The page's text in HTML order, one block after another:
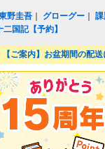
野圭吾 グローグー ｜
二国記【予約】
【ご案内】お盆期間の配